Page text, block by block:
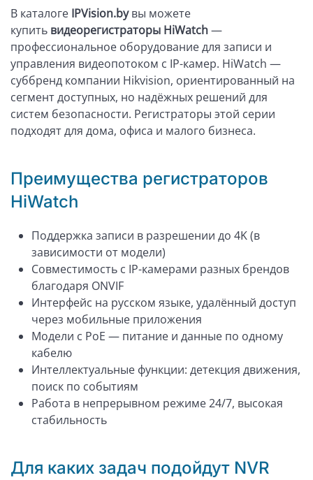
В каталоге IPVision.byвы можете
купить видеорегистраторы HiWatch—
профессиональное оборудование для записи и
управления видеопотоком с IP-камер. HiWatch —
суббренд компании Hikvision, ориентированный на
сегмент доступных, но надёжных решений для
систем безопасности. Регистраторы этой серии
подходят для дома, офиса и малого бизнеса.
Преимущества регистраторов
HiWatch
Поддержка записи в разрешении до 4K (в
зависимости от модели)
Совместимость с IP-камерами разных брендов
благодаря ONVIF
Интерфейс на русском языке, удалённый доступ
через мобильные приложения
Модели с PoE — питание и данные по одному
кабелю
Интеллектуальные функции: детекция движения,
поиск по событиям
Работа в непрерывном режиме 24/7, высокая
стабильность
Для каких задач подойдут NVR